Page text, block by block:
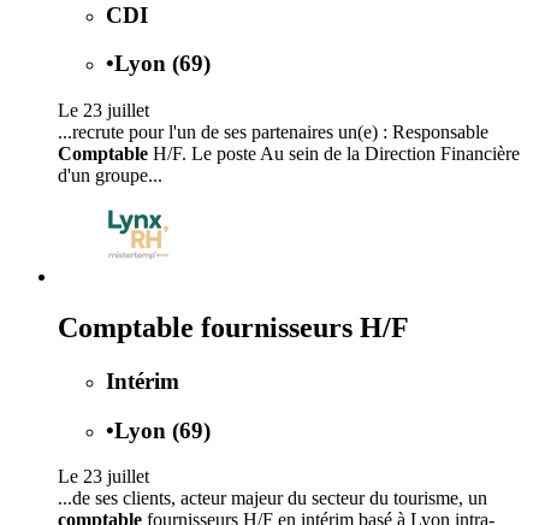
CDI
•Lyon (69)
Le 23 juillet
...recrute pour l'un de ses partenaires un(e) : Responsable
Comptable H/F. Le poste Au sein de la Direction Financière
d'un groupe...
Comptable fournisseurs H/F
Intérim
•Lyon (69)
Le 23 juillet
...de ses clients, acteur majeur du secteur du tourisme, un
comptable fournisseurs H/F en intérim basé à Lyon intra-